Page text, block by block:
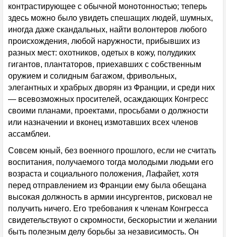
контрастирующее с обычной монотонностью; теперь
здесь можно было увидеть спешащих людей, шумных,
иногда даже скандальных, найти волонтеров любого
происхождения, любой наружности, прибывших из
разных мест: охотников, одетых в кожу, полудиких
гигантов, плантаторов, приехавших с собственным
оружием и солидным багажом, фривольных,
элегантных и храбрых дворян из Франции, и среди них
— всевозможных просителей, осаждающих Конгресс
своими планами, проектами, просьбами о должности
или назначении и вконец измотавших всех членов
ассамблеи.
Совсем юный, без военного прошлого, если не считать
воспитания, получаемого тогда молодыми людьми его
возраста и социального положения, Лафайет, хотя
перед отправлением из Франции ему была обещана
высокая должность в армии инсургентов, рисковал не
получить ничего. Его требования к членам Конгресса
свидетельствуют о скромности, бескорыстии и желании
быть полезным делу борьбы за независимость. Он